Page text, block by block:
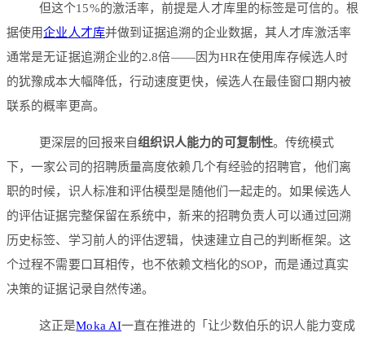
但这个15%的激活率，前提是人才库里的标签是可信的。根
据使用企业人才库并做到证据追溯的企业数据，其人才库激活率
通常是无证据追溯企业的2.8倍——因为HR在使用库存候选人时
的犹豫成本大幅降低，行动速度更快，候选人在最佳窗口期内被
联系的概率更高。
更深层的回报来自组织识人能力的可复制性。传统模式
下，一家公司的招聘质量高度依赖几个有经验的招聘官，他们离
职的时候，识人标准和评估模型是随他们一起走的。如果候选人
的评估证据完整保留在系统中，新来的招聘负责人可以通过回溯
历史标签、学习前人的评估逻辑，快速建立自己的判断框架。这
个过程不需要口耳相传，也不依赖文档化的SOP，而是通过真实
决策的证据记录自然传递。
这正是Moka AI一直在推进的「让少数伯乐的识人能力变成